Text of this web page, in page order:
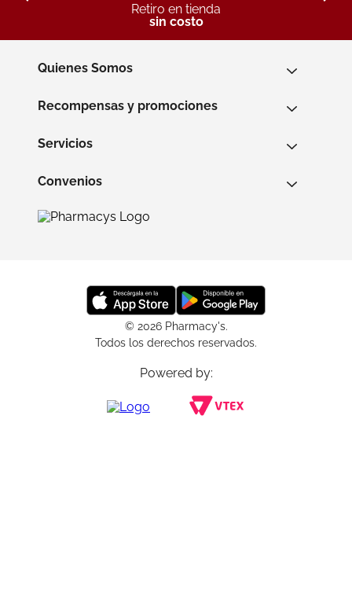
Retiro en tienda
sin costo
Quienes Somos
Recompensas y promociones
Servicios
Convenios
© 2026 Pharmacy's.
Todos los derechos reservados.
Powered by: